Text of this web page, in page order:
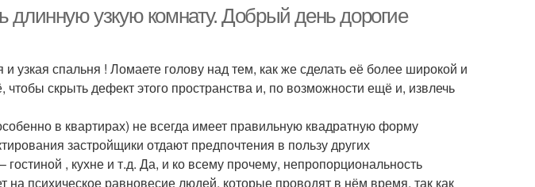
длинную узкую комнату. Добрый день дорогие
узкая спальня ! Ломаете голову над тем, как же сделать её более широкой и
чтобы скрыть дефект этого пространства и, по возможности ещё и, извлечь
в квартирах) не всегда имеет правильную квадратную форму
застройщики отдают предпочтения в пользу других
, кухне и т.д. Да, и ко всему прочему, непропорциональность
психическое равновесие людей, которые проводят в нём время, так как